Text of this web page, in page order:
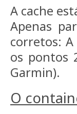
A cache
Apenas
corretos:
os pontos
Garmin).
O